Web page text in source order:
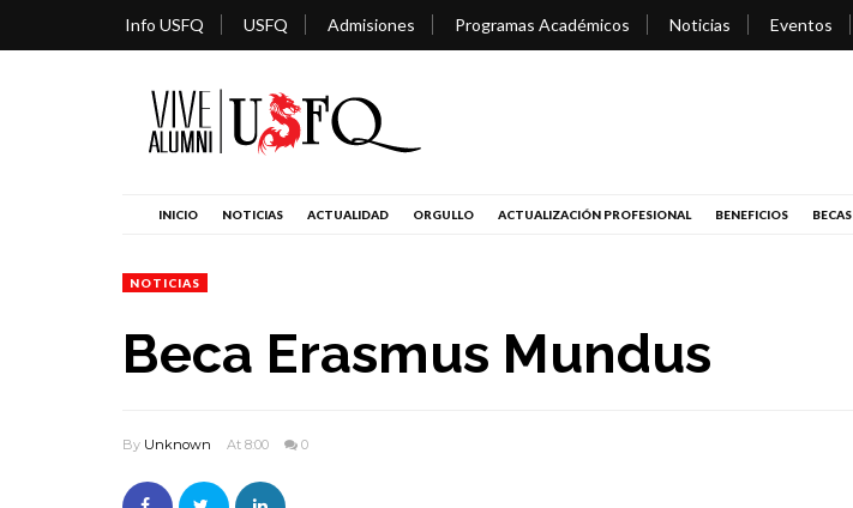
Info USFQ USFQ Admisiones Programas Académicos Noticias Eventos
INICIO NOTICIAS ACTUALIDAD ORGULLO ACTUALIZACIÓN PROFESIONAL BENEFICIOS BECAS
NOTICIAS
Beca Erasmus Mundus
By Unknown At 8:00 0